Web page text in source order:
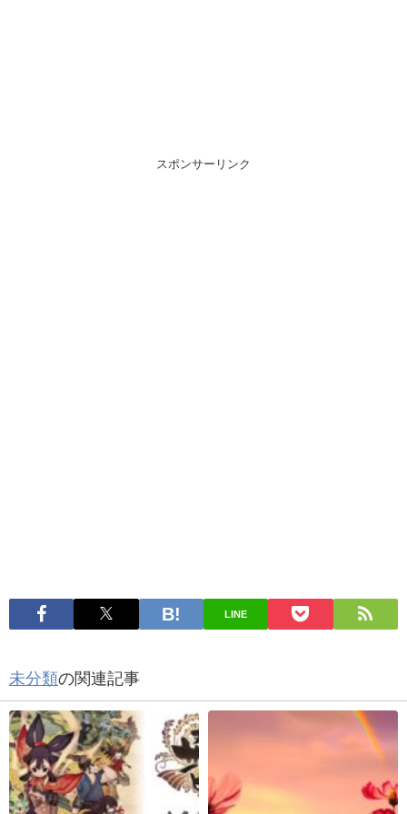
スポンサーリンク
LINE
未分類の関連記事